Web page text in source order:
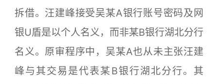
拆借。汪建峰接受吴某A银行账号密码及网
银U盾是以个人名义，而非某B银行湖北分行
名义。原审程序中，吴某A也从未主张汪建
峰与其交易是代表某B银行湖北分行。其